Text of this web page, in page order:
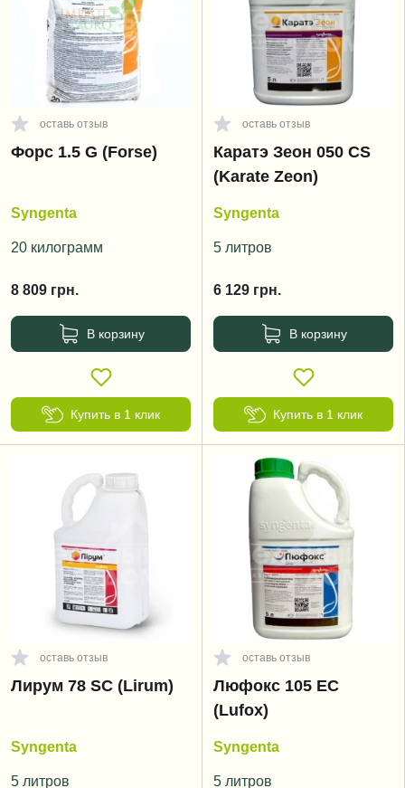
оставь отзыв
Форс 1.5 G (Forse)
Syngenta
20 килограмм
8 809 грн.
В корзину
Купить в 1 клик
оставь отзыв
Каратэ Зеон 050 CS
(Karate Zeon)
Syngenta
5 литров
6 129 грн.
В корзину
Купить в 1 клик
оставь отзыв
Лирум 78 SC (Lirum)
Syngenta
5 литров
оставь отзыв
Люфокс 105 EC
(Lufox)
Syngenta
5 литров